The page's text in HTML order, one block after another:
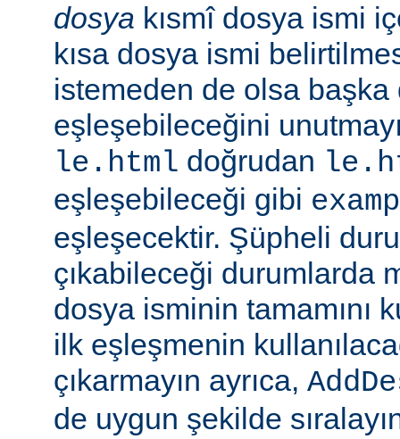
dosya kısmî dosya ismi
kısa dosya ismi
istemeden de olsa başka
eşleşebileceğini
le.html doğrudan
eşleşebileceği gibi
eşleşecektir. Şüpheli
çıkabileceği durumlarda
dosya isminin tamamını
ilk eşleşmenin
çıkarmayın ayrıca,
de uygun şekilde